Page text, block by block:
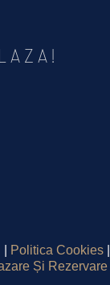
Politica Cookies
Și Rezervare